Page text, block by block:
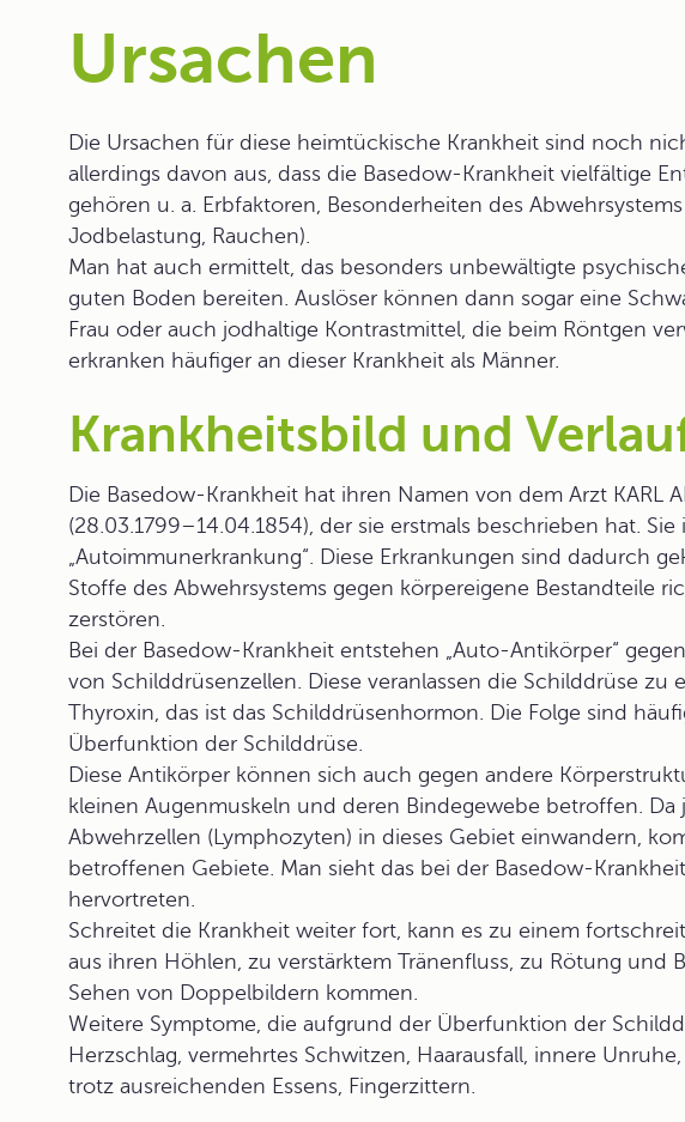
Ursachen
Die Ursachen für diese heimtückische Krankheit sind noch
allerdings davon aus, dass die Basedow-Krankheit vielfältige
gehören u. a. Erbfaktoren, Besonderheiten des
Jodbelastung, Rauchen).
Man hat auch ermittelt, das besonders unbewältigte
guten Boden bereiten. Auslöser können dann sogar eine
Frau oder auch jodhaltige Kontrastmittel, die beim Röntgen
erkranken häufiger an dieser Krankheit als Männer.
Krankheitsbild und
Die Basedow-Krankheit hat ihren Namen von dem Arzt KARL
(28.03.1799–14.04.1854), der sie erstmals beschrieben hat. Sie
„Autoimmunerkrankung“. Diese Erkrankungen sind dadurch
Stoffe des Abwehrsystems gegen körpereigene Bestandteile
zerstören.
Bei der Basedow-Krankheit entstehen „Auto-Antikörper“
von Schilddrüsenzellen. Diese veranlassen die Schilddrüse zu
Thyroxin, das ist das Schilddrüsenhormon. Die Folge sind
Überfunktion der Schilddrüse.
Diese Antikörper können sich auch gegen andere
kleinen Augenmuskeln und deren Bindegewebe betroffen.
Abwehrzellen (Lymphozyten) in dieses Gebiet einwandern,
betroffenen Gebiete. Man sieht das bei der Basedow-
hervortreten.
Schreitet die Krankheit weiter fort, kann es zu einem
aus ihren Höhlen, zu verstärktem Tränenfluss, zu Rötung und
Sehen von Doppelbildern kommen.
Weitere Symptome, die aufgrund der Überfunktion der
Herzschlag, vermehrtes Schwitzen, Haarausfall, innere
trotz ausreichenden Essens, Fingerzittern.